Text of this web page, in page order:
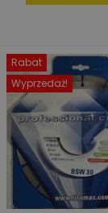
Rabat
Wyprzedaż!